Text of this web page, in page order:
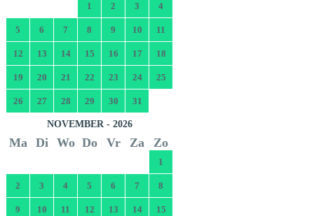
1 2 3 4
5 6 7 8 9 10 11
12 13 14 15 16 17 18
19 20 21 22 23 24 25
26 27 28 29 30 31
NOVEMBER - 2026
Ma Di Wo Do Vr Za Zo
1
2 3 4 5 6 7 8
9 10 11 12 13 14 15